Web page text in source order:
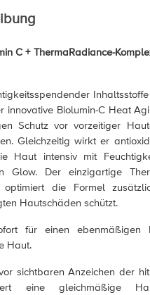
C + ThermaRadiance-
innovative Biolumin-C Heat
Schutz vor vorzeitiger
Gleichzeitig wirkt er
Haut intensiv mit
Glow. Der einzigartige
die Formel
Hautschäden schützt.
für einen ebenmäßigen
Haut.
sichtbaren Anzeichen der
eine gleichmäßige